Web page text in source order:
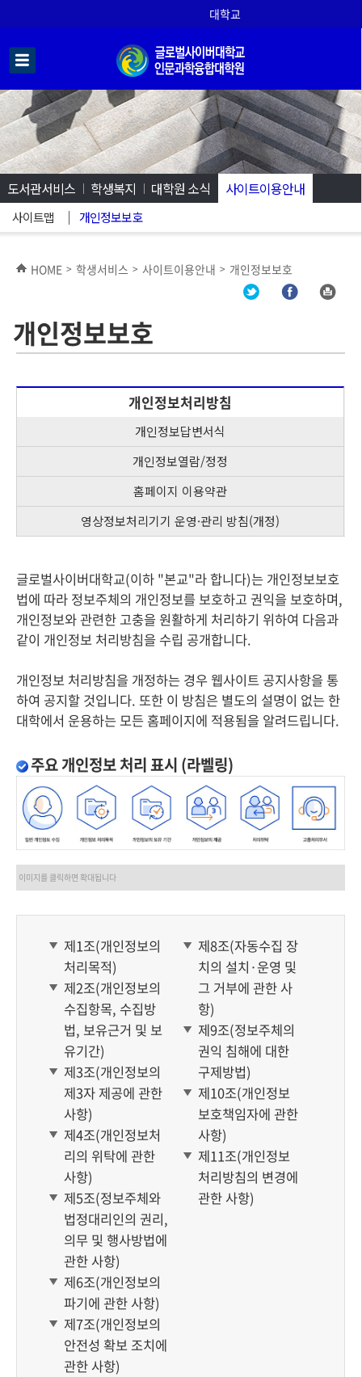
대학교
도서관서비스 학생복지 대학원 소식 사이트이용안내
사이트맵 개인정보보호
HOME > 학생서비스 > 사이트이용안내 > 개인정보보호
개인정보보호
개인정보처리방침
개인정보답변서식
개인정보열람/정정
홈페이지 이용약관
영상정보처리기기 운영·관리 방침(개정)
글로벌사이버대학교(이하 "본교"라 합니다)는 개인정보보호
법에 따라 정보주체의 개인정보를 보호하고 권익을 보호하며,
개인정보와 관련한 고충을 원활하게 처리하기 위하여 다음과
같이 개인정보 처리방침을 수립 공개합니다.
개인정보 처리방침을 개정하는 경우 웹사이트 공지사항을 통
하여 공지할 것입니다. 또한 이 방침은 별도의 설명이 없는 한
대학에서 운용하는 모든 홈페이지에 적용됨을 알려드립니다.
주요 개인정보 처리 표시 (라벨링)
이미지를 클릭하면 확대됩니다
제1조(개인정보의
처리목적)
제2조(개인정보의
수집항목, 수집방
법, 보유근거 및 보
유기간)
제3조(개인정보의
제3자 제공에 관한
사항)
제4조(개인정보처
리의 위탁에 관한
사항)
제5조(정보주체와
법정대리인의 권리,
의무 및 행사방법에
관한 사항)
제6조(개인정보의
파기에 관한 사항)
제7조(개인정보의
안전성 확보 조치에
관한 사항)
제8조(자동수집 장
치의 설치·운영 및
그 거부에 관한 사
항)
제9조(정보주체의
권익 침해에 대한
구제방법)
제10조(개인정보
보호책임자에 관한
사항)
제11조(개인정보
처리방침의 변경에
관한 사항)